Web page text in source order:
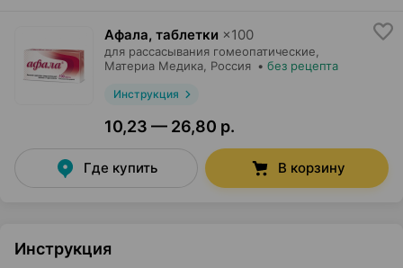
Афала, таблетки ×100
для рассасывания гомеопатические,
Материа Медика , Россия • без рецепта
Инструкция
10,23 — 26,80 р.
Где купить В корзину
Инструкция